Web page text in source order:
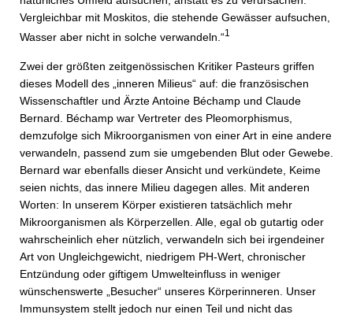
Vergleichbar mit Moskitos, die stehende Gewässer aufsuchen,
Wasser aber nicht in solche verwandeln.“1
Zwei der größten zeitgenössischen Kritiker Pasteurs griffen
dieses Modell des „inneren Milieus“ auf: die französischen
Wissenschaftler und Ärzte Antoine Béchamp und Claude
Bernard. Béchamp war Vertreter des Pleomorphismus,
demzufolge sich Mikroorganismen von einer Art in eine andere
verwandeln, passend zum sie umgebenden Blut oder Gewebe.
Bernard war ebenfalls dieser Ansicht und verkündete, Keime
seien nichts, das innere Milieu dagegen alles. Mit anderen
Worten: In unserem Körper existieren tatsächlich mehr
Mikroorganismen als Körperzellen. Alle, egal ob gutartig oder
wahrscheinlich eher nützlich, verwandeln sich bei irgendeiner
Art von Ungleichgewicht, niedrigem PH-Wert, chronischer
Entzündung oder giftigem Umwelteinfluss in weniger
wünschenswerte „Besucher“ unseres Körperinneren. Unser
Immunsystem stellt jedoch nur einen Teil und nicht das